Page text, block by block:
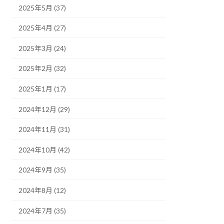
2025年5月 (37)
2025年4月 (27)
2025年3月 (24)
2025年2月 (32)
2025年1月 (17)
2024年12月 (29)
2024年11月 (31)
2024年10月 (42)
2024年9月 (35)
2024年8月 (12)
2024年7月 (35)